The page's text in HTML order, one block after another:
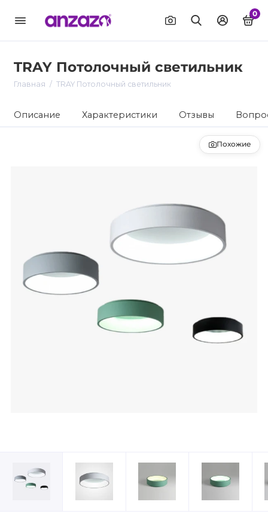
0
TRAY Потолочный светильник
Главная TRAY Потолочный светильник
Описание Характеристики Отзывы
Похожие